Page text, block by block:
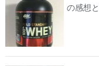
の感想